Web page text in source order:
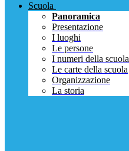
Scuola
Panoramica
Presentazione
I luoghi
Le persone
I numeri della scuola
Le carte della scuola
Organizzazione
La storia